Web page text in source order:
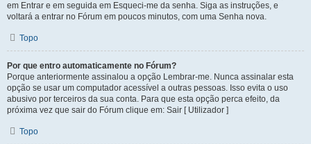
em Entrar e em seguida em Esqueci-me da senha. Siga as instruções, e
voltará a entrar no Fórum em poucos minutos, com uma Senha nova.
Topo
Por que entro automaticamente no Fórum?
Porque anteriormente assinalou a opção Lembrar-me. Nunca assinalar esta
opção se usar um computador acessível a outras pessoas. Isso evita o uso
abusivo por terceiros da sua conta. Para que esta opção perca efeito, da
próxima vez que sair do Fórum clique em: Sair [ Utilizador ]
Topo